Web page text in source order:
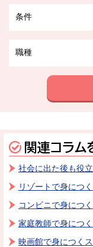
関連コラム
社会に出た後も役
リゾートで身につ
コンビニで身につく
家庭教師で身につく
映画館で身につくス